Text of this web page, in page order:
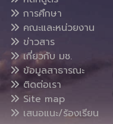
การศึกษา
คณะและหน่วยงาน
ข่าวสาร
เกี่ยวกับ มช.
ข้อมูลสาธารณะ
ติดต่อเรา
Site map
เสนอแนะ/ร้องเรียน